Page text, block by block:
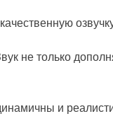
не только
и